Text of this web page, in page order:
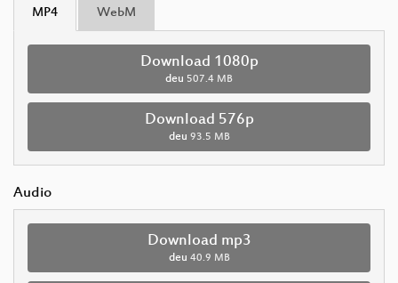
MP4 WebM
Download 1080p
deu 507.4 MB
Download 576p
deu 93.5 MB
Audio
Download mp3
deu 40.9 MB